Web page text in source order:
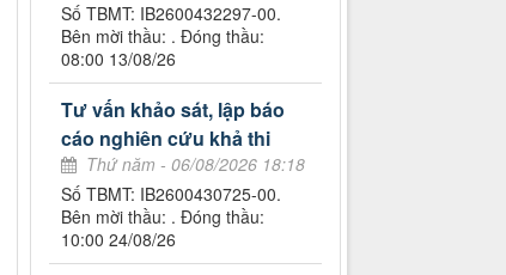
Số TBMT: IB2600432297-00.
Bên mời thầu: . Đóng thầu:
08:00 13/08/26
Tư vấn khảo sát, lập báo
cáo nghiên cứu khả thi
Thứ năm - 06/08/2026 18:18
Số TBMT: IB2600430725-00.
Bên mời thầu: . Đóng thầu:
10:00 24/08/26